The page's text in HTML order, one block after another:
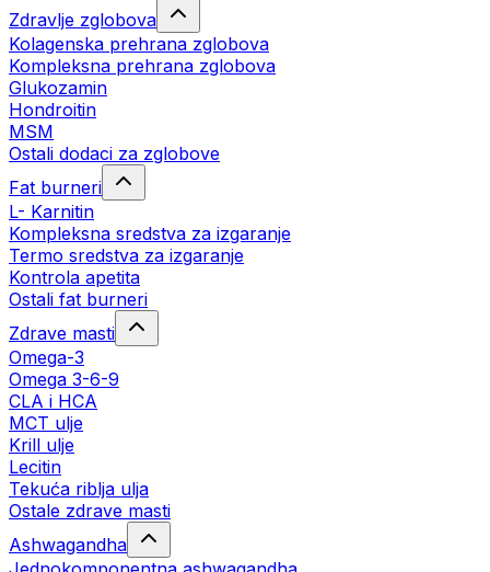
Zdravlje zglobova
Kolagenska prehrana zglobova
Kompleksna prehrana zglobova
Glukozamin
Hondroitin
MSM
Ostali dodaci za zglobove
Fat burneri
L- Karnitin
Kompleksna sredstva za izgaranje
Termo sredstva za izgaranje
Kontrola apetita
Ostali fat burneri
Zdrave masti
Omega-3
Omega 3-6-9
CLA i HCA
MCT ulje
Krill ulje
Lecitin
Tekuća riblja ulja
Ostale zdrave masti
Ashwagandha